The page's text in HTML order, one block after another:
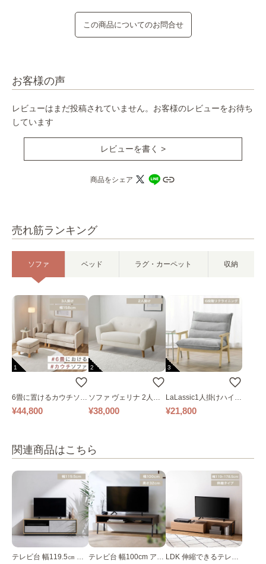
売れ筋ランキング
ソファ ベッド ラグ・カーペット 収納
1
6畳に置けるカウチソフ
ァ｜ベージュ
¥44,800
2
ソファ ヴェリナ 2人掛
け
¥38,000
3
LaLassic1人掛けハイバ
ックソファ ワイド
¥21,800
関連商品はこちら
テレビ台 幅119.5㎝ モ
テレビ台 幅100cm アイ LDK 伸縮できるテレビ
この商品についてのお問合せ
お客様の声
レビューはまだ投稿されていません。お客様のレビューをお待ち
しています
レビューを書く >
商品をシェア